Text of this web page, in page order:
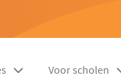
Voor scholen